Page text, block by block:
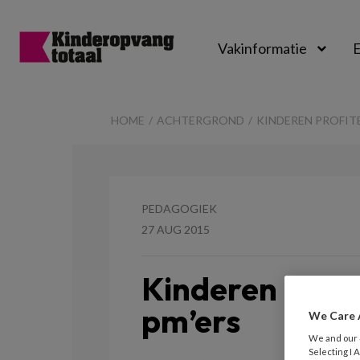
Vakinformatie
HOME ACHTERGROND KINDEREN
PEDAGOGIEK
27 AUG 2015
Kinderen
pm’ers
We Care
We and our
Selecting I